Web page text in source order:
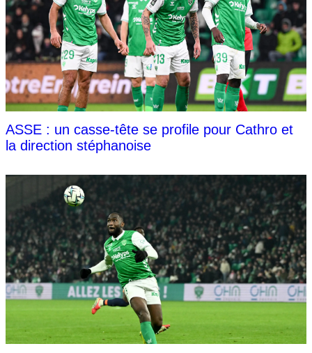
ASSE : un casse-tête se profile pour Cathro et
la direction stéphanoise